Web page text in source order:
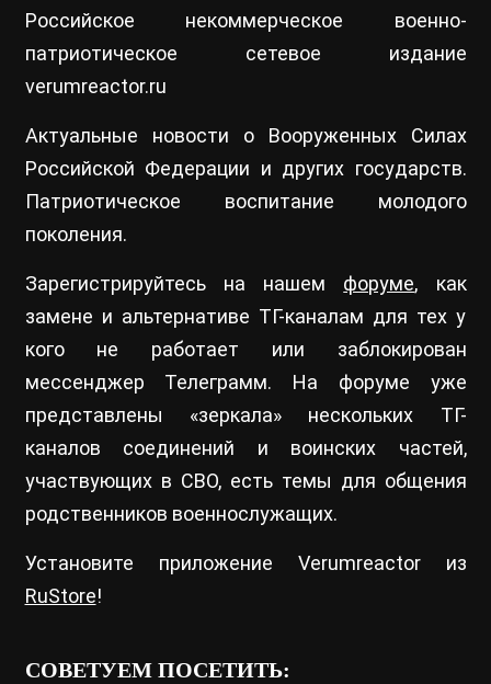
Российское некоммерческое военно-
патриотическое сетевое издание
verumreactor.ru
Актуальные новости о Вооруженных Силах
Российской Федерации и других государств.
Патриотическое воспитание молодого
поколения.
Зарегистрируйтесь на нашем форуме, как
замене и альтернативе ТГ-каналам для тех у
кого не работает или заблокирован
мессенджер Телеграмм. На форуме уже
представлены «зеркала» нескольких ТГ-
каналов соединений и воинских частей,
участвующих в СВО, есть темы для общения
родственников военнослужащих.
Установите приложение Verumreactor из
RuStore!
СОВЕТУЕМ ПОСЕТИТЬ: